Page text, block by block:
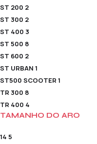
ST 200 2
ST 300 2
ST 400 3
ST 500 8
ST 600 2
ST URBAN 1
ST500 SCOOTER 1
TR 300 8
TR 400 4
TAMANHO DO ARO
14 5